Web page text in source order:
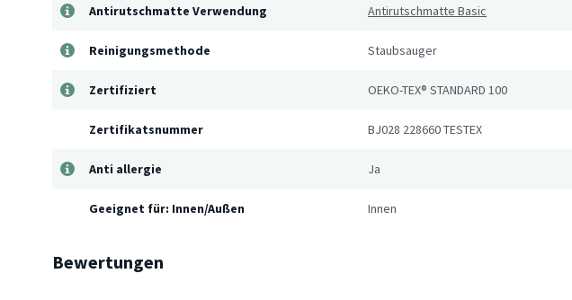
Antirutschmatte Verwendung Antirutschmatte Basic
Reinigungsmethode Staubsauger
Zertifiziert OEKO-TEX® STANDARD 100
Zertifikatsnummer BJ028 228660 TESTEX
Anti allergie Ja
Geeignet für: Innen/Außen Innen
Bewertungen